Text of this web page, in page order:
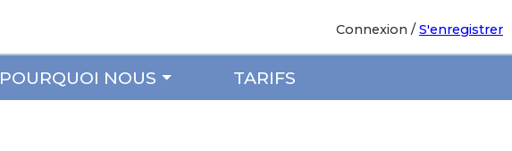
Connexion / S'enregistrer
POURQUOI NOUS TARIFS